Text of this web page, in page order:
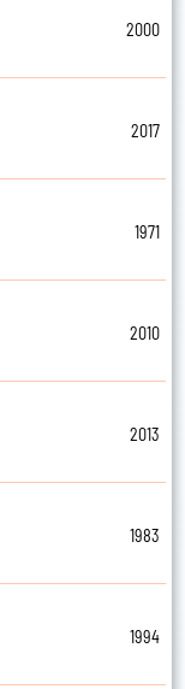
2000
2017
1971
2010
2013
1983
1994